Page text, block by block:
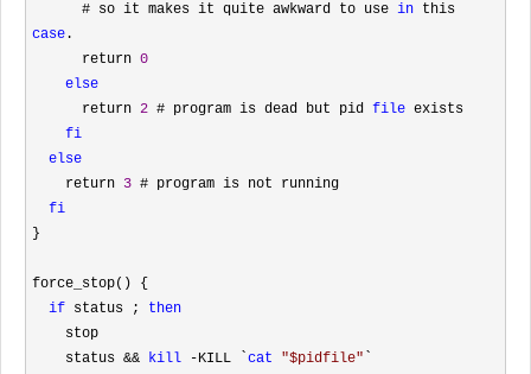
      # so it makes it quite awkward to use
in
case .
      return
0
else
      return
2 # program is dead but pid file exists
fi
else
    return
3 # program is not running
fi
}
force_stop() {
if status ; then
    status
&& kill -KILL ` cat "$pidfile"